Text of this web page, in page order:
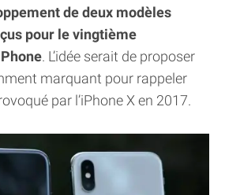
de deux modèles
pour le vingtième
. L’idée serait de proposer
marquant pour rappeler
par l’iPhone X en 2017.